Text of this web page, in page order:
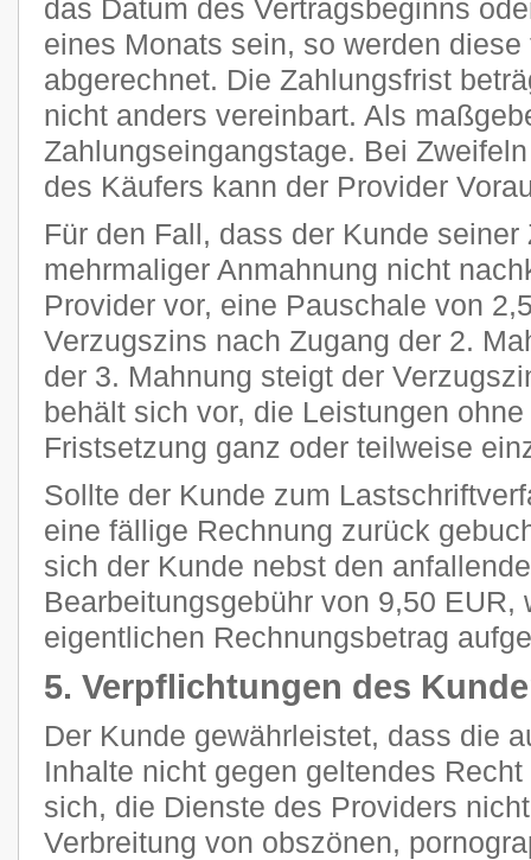
das Datum des Vertragsbeginns
eines Monats sein, so werden
abgerechnet. Die Zahlungsfrist
nicht anders vereinbart. Als
Zahlungseingangstage. Bei
des Käufers kann der Provider
Für den Fall, dass der Kunde
mehrmaliger Anmahnung nicht
Provider vor, eine Pauschale von
Verzugszins nach Zugang der 2.
der 3. Mahnung steigt der
behält sich vor, die Leistungen
Fristsetzung ganz oder teilweise
Sollte der Kunde zum
eine fällige Rechnung zurück
sich der Kunde nebst den
Bearbeitungsgebühr von 9,50 EUR,
eigentlichen Rechnungsbetrag
5. Verpflichtungen des
Der Kunde gewährleistet, dass die
Inhalte nicht gegen geltendes
sich, die Dienste des Providers
Verbreitung von obszönen,